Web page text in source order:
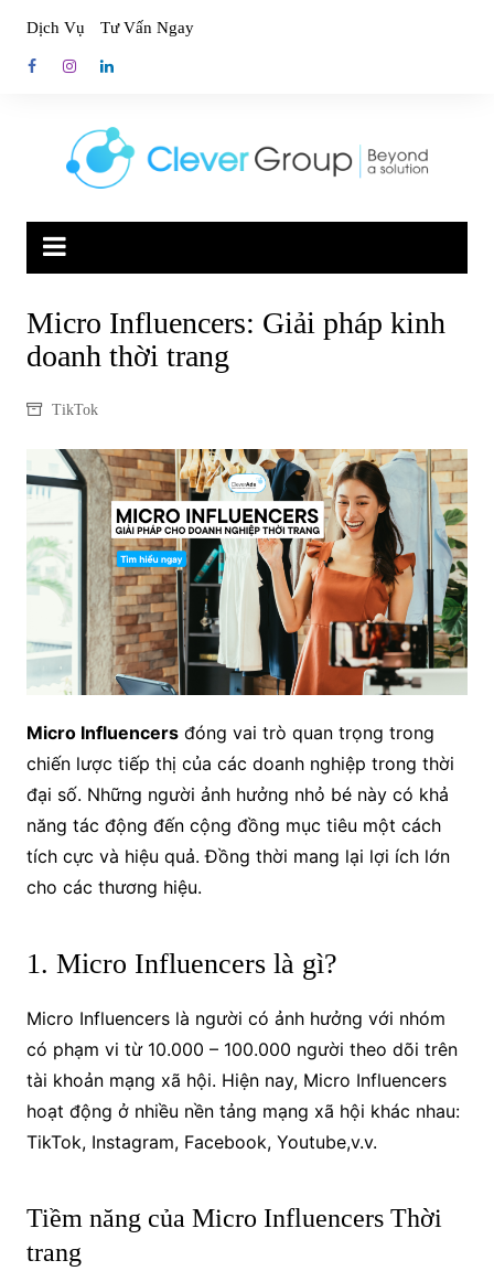
content
Dịch Vụ Tư Vấn Ngay
Micro Influencers: Giải pháp kinh
doanh thời trang
TikTok
Micro Influencersđóng vai trò quan trọng trong
chiến lược tiếp thị của các doanh nghiệp trong thời
đại số. Những người ảnh hưởng nhỏ bé này có khả
năng tác động đến cộng đồng mục tiêu một cách
tích cực và hiệu quả. Đồng thời mang lại lợi ích lớn
cho các thương hiệu.
1. Micro Influencers là gì?
Micro Influencerslà người có ảnh hưởng với nhóm
có phạm vi từ 10.000 – 100.000 người theo dõi trên
tài khoản mạng xã hội. Hiện nay, Micro Influencers
hoạt động ở nhiều nền tảng mạng xã hội khác nhau:
TikTok, Instagram, Facebook, Youtube,v.v.
Tiềm năng của Micro Influencers Thời
trang